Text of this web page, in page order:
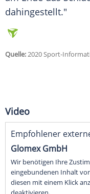
dahingestellt."
Quelle:2020 Sport-
Video
Empfohlener
Glomex GmbH
Wir benötigen Ihre
eingebundenen Inhalt
diesen mit einem Klick